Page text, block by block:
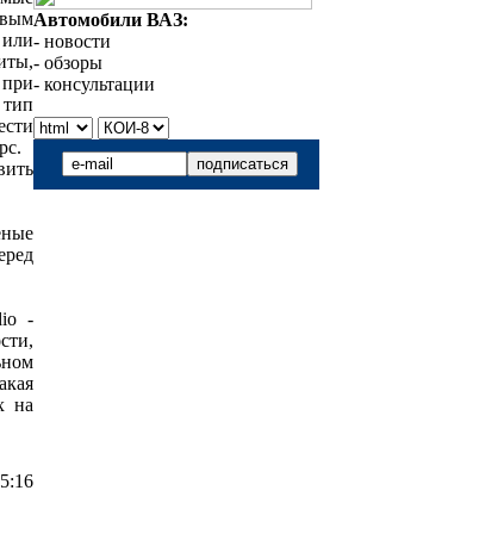
-
на
Автомобили ВАЗ:
- новости
- обзоры
- консультации